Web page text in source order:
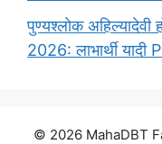
पुण्यश्लोक अहिल्यादेवी
2026: लाभार्थी
© 2026 MahaDBT